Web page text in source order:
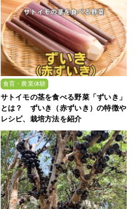
食育・農業体験
サトイモの茎を食べる野菜「ずいき」
とは？ ずいき（赤ずいき）の特徴や
レシピ、栽培方法を紹介